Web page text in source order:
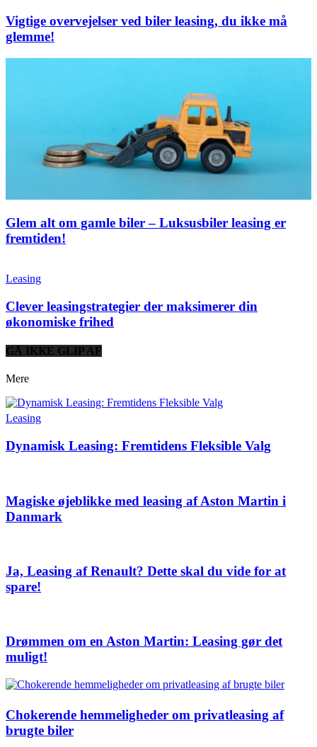
Vigtige overvejelser ved biler leasing, du ikke må
glemme!
Glem alt om gamle biler – Luksusbiler leasing er
fremtiden!
Leasing
Clever leasingstrategier der maksimerer din
økonomiske frihed
GÅ IKKE GLIP AF
Mere
Leasing
Dynamisk Leasing: Fremtidens Fleksible Valg
Magiske øjeblikke med leasing af Aston Martin i
Danmark
Ja, Leasing af Renault? Dette skal du vide for at
spare!
Drømmen om en Aston Martin: Leasing gør det
muligt!
Chokerende hemmeligheder om privatleasing af
brugte biler